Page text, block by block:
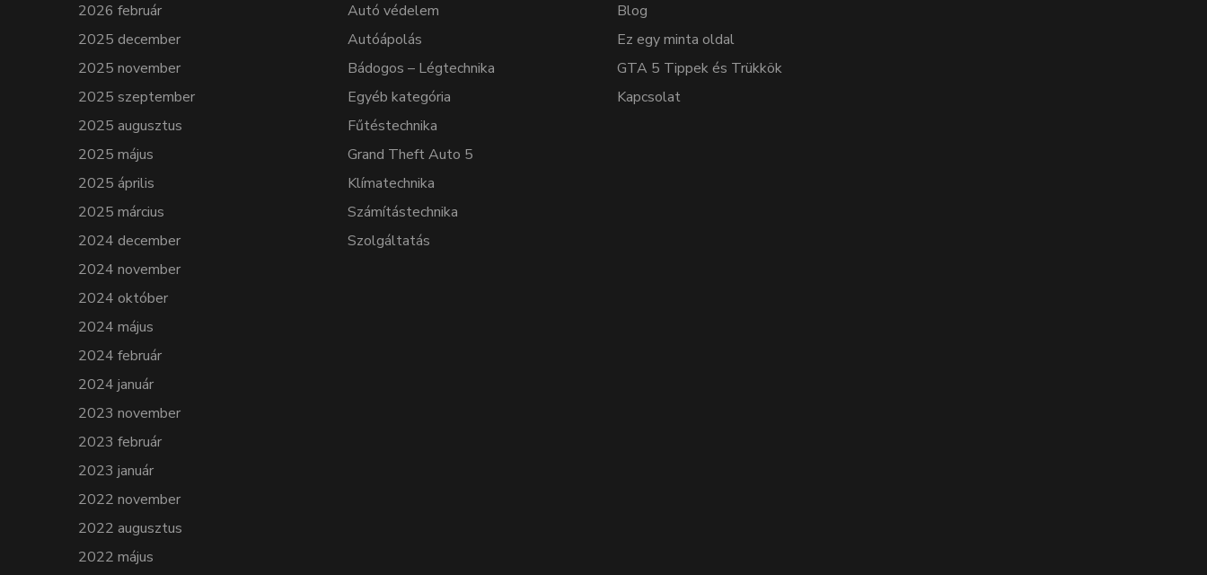
2026 február
2025 december
2025 november
2025 szeptember
2025 augusztus
2025 május
2025 április
2025 március
2024 december
2024 november
2024 október
2024 május
2024 február
2024 január
2023 november
2023 február
2023 január
2022 november
2022 augusztus
2022 május
Autó védelem
Autóápolás
Bádogos – Légtechnika
Egyéb kategória
Fűtéstechnika
Grand Theft Auto 5
Klímatechnika
Számítástechnika
Szolgáltatás
Blog
Ez egy minta oldal
GTA 5 Tippek és Trükkök
Kapcsolat